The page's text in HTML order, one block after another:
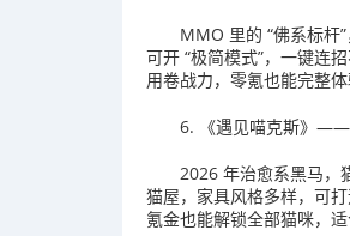
MMO 里的 “佛系标杆
可开 “极简模式”，一键连
用卷战力，零氪也能完整
6. 《遇见喵克斯》——
2026 年治愈系黑马，
猫屋，家具风格多样，可
氪金也能解锁全部猫咪，